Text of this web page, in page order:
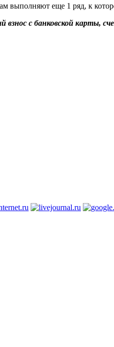
еще 1 ряд, к
с банковской карты,